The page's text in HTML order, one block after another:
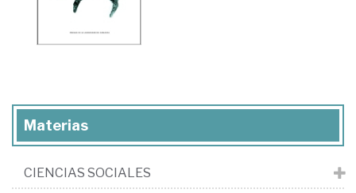
Materias
CIENCIAS SOCIALES